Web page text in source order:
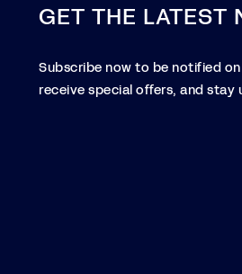
GET THE LATEST
Subscribe now to be notified
receive special offers, and